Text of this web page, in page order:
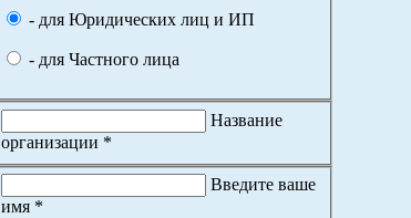
- для Юридических лиц и ИП
- для Частного лица
Название
организации *
Введите ваше
имя *